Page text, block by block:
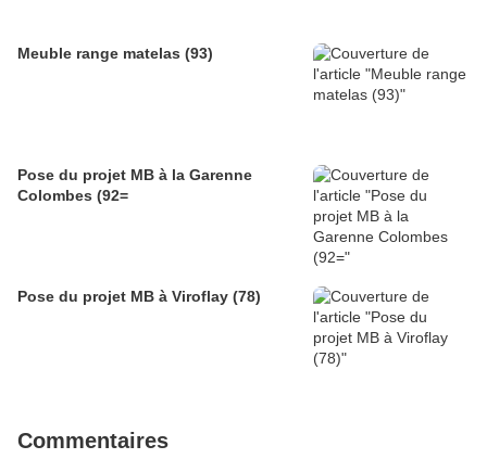
Meuble range matelas (93)
Pose du projet MB à la Garenne
Colombes (92=
Pose du projet MB à Viroflay (78)
Commentaires